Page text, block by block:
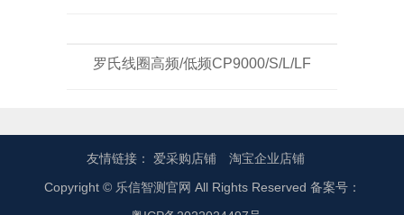
罗氏线圈高频/低频CP9000/S/L/LF
友情链接： 爱采购店铺
淘宝企业店铺
Copyright © 乐信智测官网 All Rights Reserved 备案号：